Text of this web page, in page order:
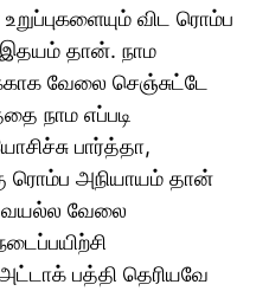
விட ரொம்ப
இதயம் தான். நாம
வேலை செஞ்சுட்டே
நாம எப்படி
பார்த்தா,
ரொம்ப அநியாயம் தான்
வயல்ல வேலை
பத்தி தெரியவே